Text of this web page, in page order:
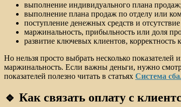
выполнение индивидуального плана продаж;
выполнение плана продаж по отделу или
поступление денежных средств и
маржинальность, прибыльность или доля
развитие ключевых клиентов, корректность
Но нельзя просто выбрать несколько
маржинальность. Если важны деньги, нужно
показателей полезно читать в статьях Система
🔹 Как связать оплату с